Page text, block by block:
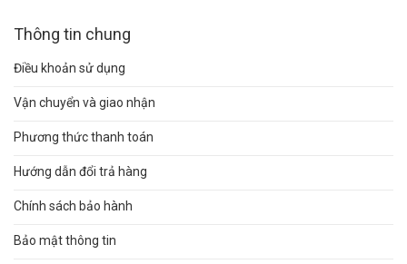
Thông tin chung
Điều khoản sử dụng
Vận chuyển và giao nhận
Phương thức thanh toán
Hướng dẫn đổi trả hàng
Chính sách bảo hành
Bảo mật thông tin